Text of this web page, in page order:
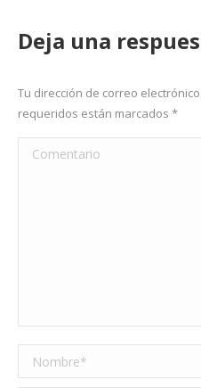
Deja una
Tu dirección de correo
requeridos están marcados *
Comentario
Nombre *